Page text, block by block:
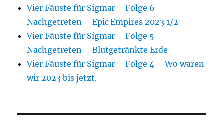
Vier Fäuste für Sigmar – Folge 6 –
Nachgetreten – Epic Empires 2023 1/2
Vier Fäuste für Sigmar – Folge 5 –
Nachgetreten – Blutgetränkte Erde
Vier Fäuste für Sigmar – Folge 4 – Wo waren
wir 2023 bis jetzt.